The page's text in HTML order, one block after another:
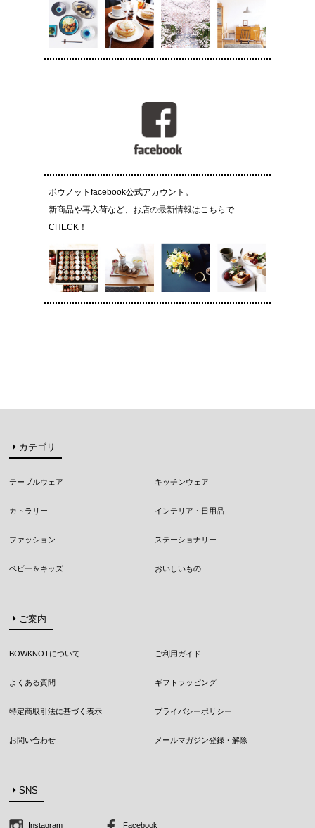
ボウノットfacebook公式アカウント。
新商品や再入荷など、お店の最新情報はこちらで
CHECK！
カテゴリ
テーブルウェア キッチンウェア
カトラリー インテリア・日用品
ファッション ステーショナリー
ベビー＆キッズ おいしいもの
ご案内
BOWKNOTについて ご利用ガイド
よくある質問 ギフトラッピング
特定商取引法に基づく表示 プライバシーポリシー
お問い合わせ メールマガジン登録・解除
SNS
Instagram Facebook